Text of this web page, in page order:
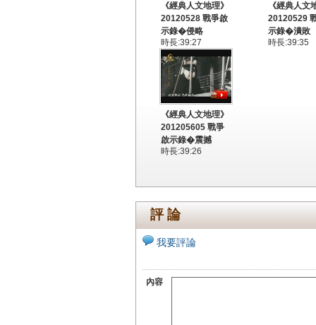
《經典人文地理》
20120528 戰爭啟
示錄�侵略
時長:39:27
《經典人文
20120529
示錄�潰敗
時長:39:35
《經典人文地理》
201205605 戰爭
啟示錄�震撼
時長:39:26
評 論
我要評論
內容